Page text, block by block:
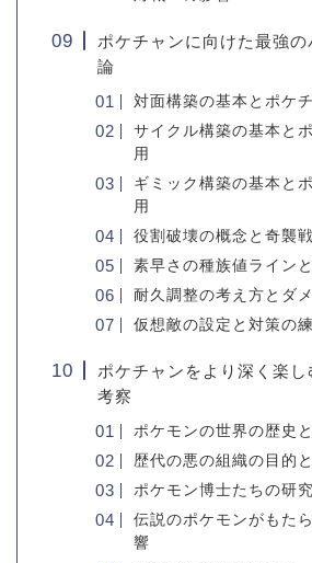
ポケチャンに向けた最強
論
対面構築の基本とポケ
サイクル構築の基本と
用
ギミック構築の基本と
用
役割破壊の概念と奇襲
素早さの種族値ライン
耐久調整の考え方とダ
仮想敵の設定と対策の
ポケチャンをより深く楽し
考察
ポケモンの世界の歴史
歴代の悪の組織の目的
ポケモン博士たちの研
伝説のポケモンがもた
響